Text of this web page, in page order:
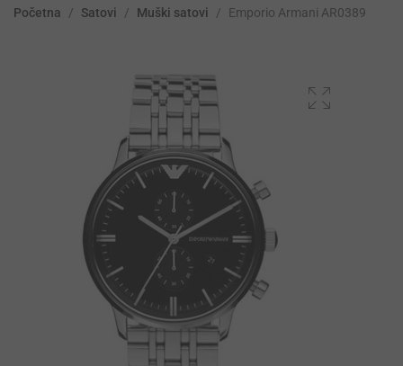
Početna / Satovi / Muški satovi / Emporio Armani AR0389